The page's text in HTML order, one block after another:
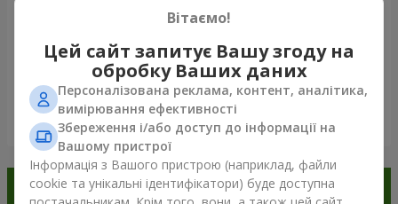
Переглянути все
Замовляйте в додатку
Вітаємо!
Цей сайт запитує Вашу згоду на
обробку Ваших даних
Персоналізована реклама, контент, аналітика,
вимірювання ефективності
Збереження і/або доступ до інформації на
Вашому пристрої
Інформація з Вашого пристрою (наприклад, файли
cookie та унікальні ідентифікатори) буде доступна